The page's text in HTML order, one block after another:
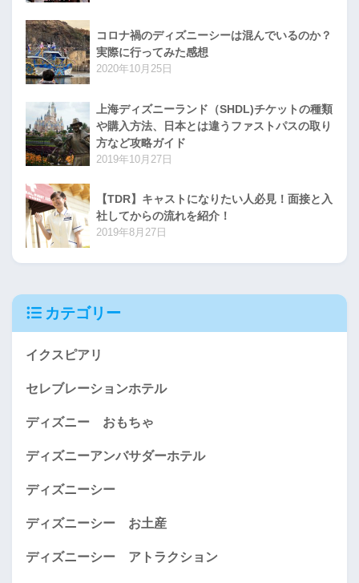
コロナ禍のディズニーシーは混んでいるのか？
実際に行ってみた感想
2020年10月25日
上海ディズニーランド（SHDL)チケットの種類
や購入方法、日本とは違うファストパスの取り
方など攻略ガイド
2019年10月27日
【TDR】キャストになりたい人必見！面接と入
社してからの流れを紹介！
2019年8月27日
カテゴリー
イクスピアリ
セレブレーションホテル
ディズニー おもちゃ
ディズニーアンバサダーホテル
ディズニーシー
ディズニーシー お土産
ディズニーシー アトラクション